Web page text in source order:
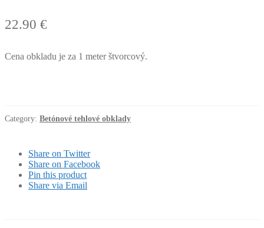
22.90 €
Cena obkladu je za 1 meter štvorcový.
Category: Betónové tehlové obklady
Share on Twitter
Share on Facebook
Pin this product
Share via Email